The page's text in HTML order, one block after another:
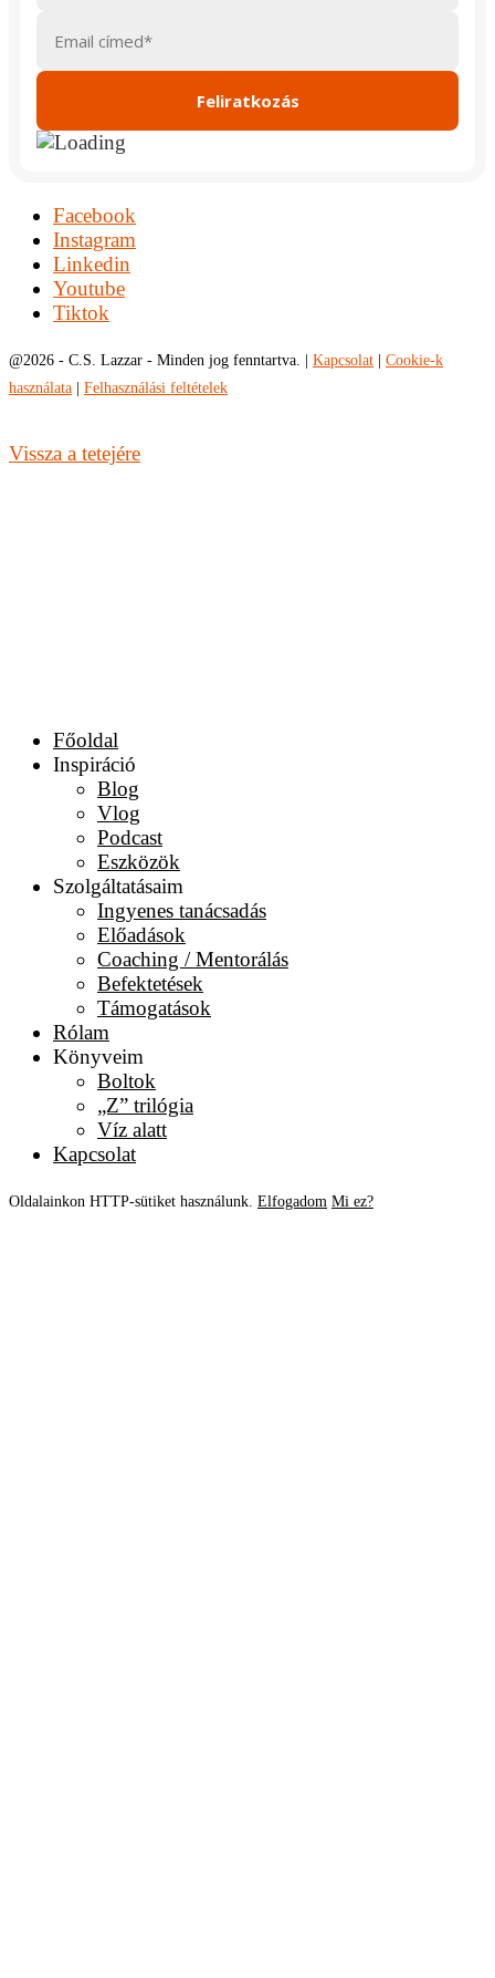
Facebook
Instagram
Linkedin
Youtube
Tiktok
@2026 - C.S. Lazzar - Minden jog fenntartva. | Kapcsolat
Cookie-k
használata
Felhasználási feltételek
Vissza a tetejére
Főoldal
Inspiráció
Blog
Vlog
Podcast
Eszközök
Szolgáltatásaim
Ingyenes tanácsadás
Előadások
Coaching / Mentorálás
Befektetések
Támogatások
Rólam
Könyveim
Boltok
„Z” trilógia
Víz alatt
Kapcsolat
Oldalainkon HTTP-sütiket használunk. Elfogadom Mi ez?